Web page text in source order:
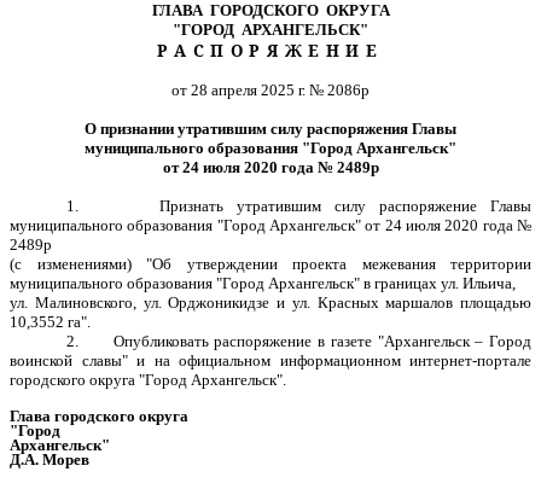
ГЛАВА ГОРОДСКОГО ОКРУГА
"ГОРОД АРХАНГЕЛЬСК"
РАСПОРЯЖЕНИЕ
от 28 апреля 2025 г. № 2086р
О признании утратившим силу распоряжения Главы
муниципального образования "Город Архангельск"
от 24 июля 2020 года № 2489р
1. Признать утратившим силу распоряжение Главы
муниципального образования "Город Архангельск" от 24 июля 2020 года №
2489р
(с изменениями) "Об утверждении проекта межевания территории
муниципального образования "Город Архангельск" в границах ул. Ильича,
ул. Малиновского, ул. Орджоникидзе и ул. Красных маршалов площадью
10,3552 га".
2. Опубликовать распоряжение в газете "Архангельск – Город
воинской славы" и на официальном информационном интернет-портале
городского округа "Город Архангельск".
Глава городского округа
"Город
Архангельск"
Д.А. Морев